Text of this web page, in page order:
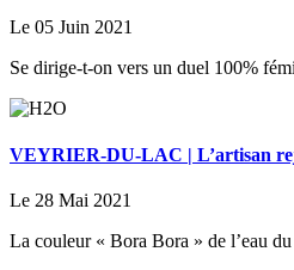
Le 05 Juin 2021
Se dirige-t-on vers un duel 100%
VEYRIER-DU-LAC | L’artisan
Le 28 Mai 2021
La couleur « Bora Bora » de l’eau